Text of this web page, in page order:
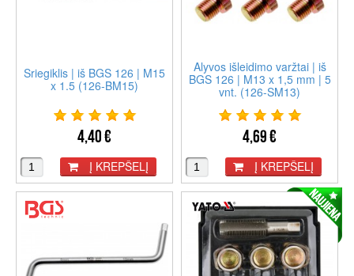
Sriegiklis | iš BGS 126 | M15
x 1.5 (126-BM15)
4,40 €
Į KREPŠELĮ
Alyvos išleidimo varžtai | iš
BGS 126 | M13 x 1,5 mm | 5
vnt. (126-SM13)
4,69 €
Į KREPŠELĮ